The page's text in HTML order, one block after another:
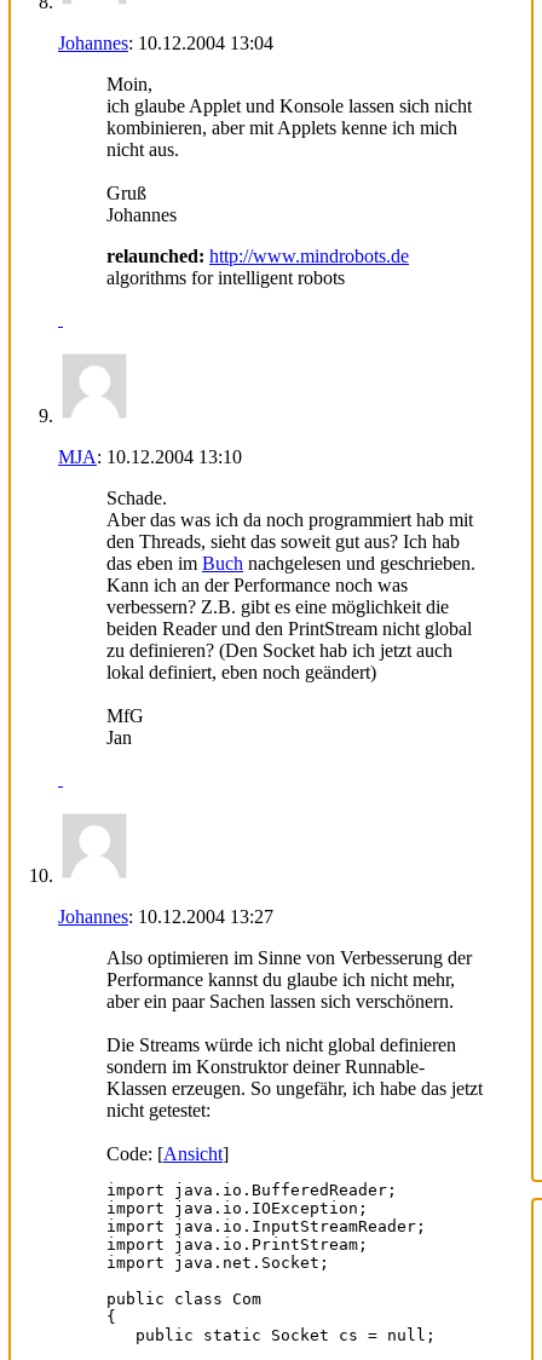
Johannes: 10.12.2004 13:04
Moin,
ich glaube Applet und Konsole lassen sich nicht
kombinieren, aber mit Applets kenne ich mich
nicht aus.
Gruß
Johannes
relaunched: http://www.mindrobots.de
algorithms for intelligent robots
MJA: 10.12.2004 13:10
Schade.
Aber das was ich da noch programmiert hab mit
den Threads, sieht das soweit gut aus? Ich hab
das eben im Buch nachgelesen und geschrieben.
Kann ich an der Performance noch was
verbessern? Z.B. gibt es eine möglichkeit die
beiden Reader und den PrintStream nicht global
zu definieren? (Den Socket hab ich jetzt auch
lokal definiert, eben noch geändert)
MfG
Jan
Johannes: 10.12.2004 13:27
Also optimieren im Sinne von Verbesserung der
Performance kannst du glaube ich nicht mehr,
aber ein paar Sachen lassen sich verschönern.
Die Streams würde ich nicht global definieren
sondern im Konstruktor deiner Runnable-
Klassen erzeugen. So ungefähr, ich habe das jetzt
nicht getestet:
Code: [Ansicht]
import java.io.BufferedReader;
import java.io.IOException;
import java.io.InputStreamReader;
import java.io.PrintStream;
import java.net.Socket;
public class Com
{
   public static Socket cs = null;